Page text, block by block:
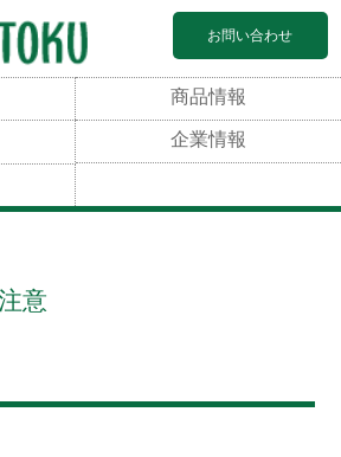
お問い合わせ
商品情報
企業情報
意